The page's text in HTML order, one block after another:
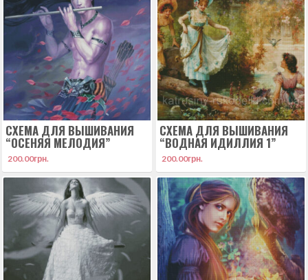
СХЕМА ДЛЯ ВЫШИВАНИЯ
“ОСЕНЯЯ МЕЛОДИЯ”
200.00грн.
СХЕМА ДЛЯ ВЫШИВАНИЯ
“ВОДНАЯ ИДИЛЛИЯ 1”
200.00грн.